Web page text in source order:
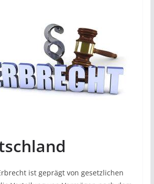
ist geprägt von gesetzlichen